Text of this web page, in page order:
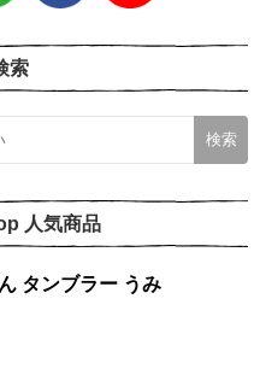
索
人気商品
ノラネコぐんだん タンブラー うみ